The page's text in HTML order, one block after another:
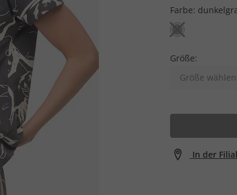
Farbe:
Größe:
Größe wählen
In der